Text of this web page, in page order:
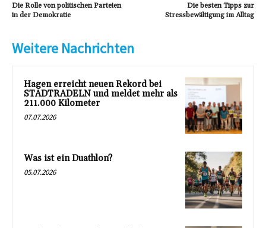
Die Rolle von politischen Parteien
in der Demokratie
Die besten Tipps zur
Stressbewältigung im Alltag
Weitere Nachrichten
Hagen erreicht neuen Rekord bei
STADTRADELN und meldet mehr als
211.000 Kilometer
07.07.2026
Was ist ein Duathlon?
05.07.2026